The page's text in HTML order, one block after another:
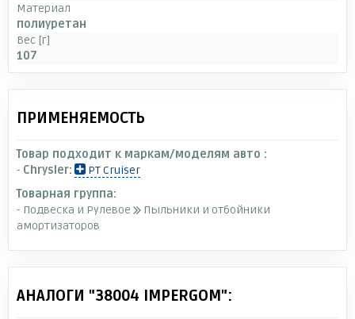
Материал
полиуретан
Вес [г]
107
ПРИМЕНЯЕМОСТЬ
Товар подходит к маркам/моделям авто :
- Chrysler:
PT Cruiser
Товарная группа:
- Подвеска и Рулевое
Пыльники и отбойники
амортизаторов
АНАЛОГИ "38004 IMPERGOM":